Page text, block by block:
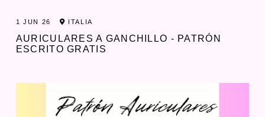
1 JUN 26 ITALIA
AURICULARES A GANCHILLO - PATRÓN
ESCRITO GRATIS